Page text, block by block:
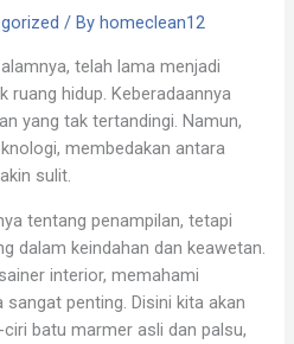
/ By homeclean12
telah lama menjadi
hidup. Keberadaannya
yang tak tertandingi. Namun,
membedakan antara
sulit.
tentang penampilan, tetapi
dalam keindahan dan keawetan.
interior, memahami
penting. Disini kita akan
batu marmer asli dan palsu,